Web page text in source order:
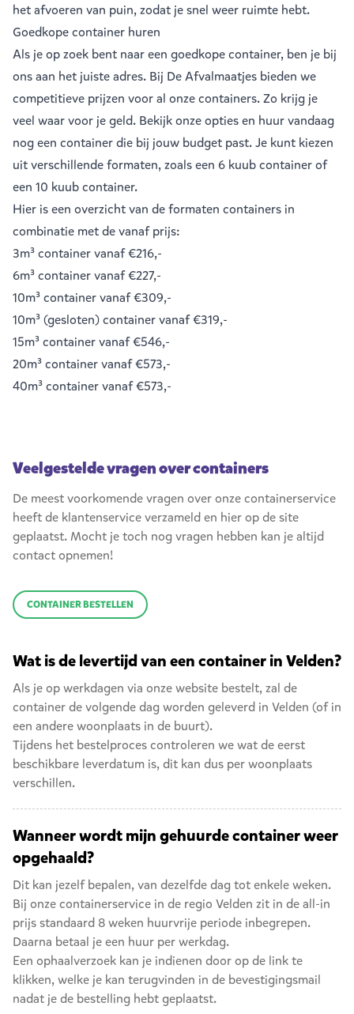
het afvoeren van puin, zodat je snel weer ruimte hebt.
Goedkope container huren
Als je op zoek bent naar een goedkope container, ben je bij
ons aan het juiste adres. Bij De Afvalmaatjes bieden we
competitieve prijzen voor al onze containers. Zo krijg je
veel waar voor je geld. Bekijk onze opties en huur vandaag
nog een container die bij jouw budget past. Je kunt kiezen
uit verschillende formaten, zoals een 6 kuub containerof
een 10 kuub container.
Hier is een overzicht van de formaten containers in
combinatie met de vanaf prijs:
3m³ containervanaf €216,-
6m³ containervanaf €227,-
10m³ containervanaf €309,-
10m³ (gesloten) containervanaf €319,-
15m³ containervanaf €546,-
20m³ containervanaf €573,-
40m³ containervanaf €573,-
Veelgestelde vragen over containers
De meest voorkomende vragen over onze containerservice
heeft de klantenservice verzameld en hier op de site
geplaatst. Mocht je toch nog vragen hebben kan je altijd
contact opnemen!
CONTAINER BESTELLEN
Wat is de levertijd van een container in Velden?
Als je op werkdagen via onze website bestelt, zal de
container de volgende dag worden geleverd in Velden (of in
een andere woonplaats in de buurt).
Tijdens het bestelproces controleren we wat de eerst
beschikbare leverdatum is, dit kan dus per woonplaats
verschillen.
Wanneer wordt mijn gehuurde container weer
opgehaald?
Dit kan jezelf bepalen, van dezelfde dag tot enkele weken.
Bij onze containerservice in de regio Velden zit in de all-in
prijs standaard 8 weken huurvrije periode inbegrepen.
Daarna betaal je een huur per werkdag.
Een ophaalverzoek kan je indienen door op de link te
klikken, welke je kan terugvinden in de bevestigingsmail
nadat je de bestelling hebt geplaatst.